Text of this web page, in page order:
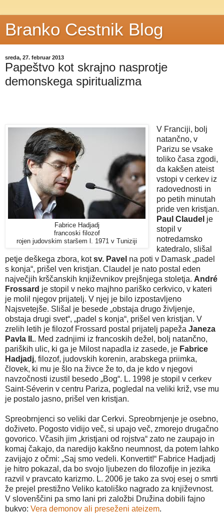
Branko Cestnik Blog
sreda, 27. februar 2013
Papeštvo kot skrajno nasprotje
demonskega spiritualizma
Fabrice Hadjadj
francoski filozof
rojen judovskim staršem l. 1971 v Tuniziji
V Franciji, bolj
natančno, v
Parizu se vsake
toliko časa zgodi,
da kakšen ateist
vstopi v cerkev iz
radovednosti in
po petih minutah
pride ven kristjan.
Paul Claudel je
stopil v
notredamsko
katedralo, slišal
petje deškega zbora, kotsv. Pavel na poti v Damask „padel
s konja“, prišel ven kristjan. Claudel je nato postal eden
največjih krščanskih književnikov prejšnjega stoletja. André
Frossard je stopil v neko majhno pariško cerkvico, v kateri
je molil njegov prijatelj. V njej je bilo izpostavljeno
Najsvetejše. Slišal je besede „obstaja drugo življenje,
obstaja drugi svet“, „padel s konja“, prišel ven kristjan. V
zrelih letih je filozof Frossard postal prijatelj papeža Janeza
Pavla II.. Med zadnjimi iz francoskih dežel, bolj natančno,
pariških ulic, ki ga je Milost napadla iz zasede, je Fabrice
Hadjadj, filozof, judovskih korenin, arabskega priimka,
človek, ki mu je šlo na živce že to, da je kdo v njegovi
navzočnosti izustil besedo „Bog“. L. 1998 je stopil v cerkev
Saint-Séverin v centru Pariza, pogledal na veliki križ, vse mu
je postalo jasno, prišel ven kristjan.
Spreobrnjenci so veliki dar Cerkvi. Spreobrnjenje je osebno,
doživeto. Pogosto vidijo več, si upajo več, zmorejo drugačno
govorico. Včasih jim „kristjani od rojstva“ zato ne zaupajo in
komaj čakajo, da naredijo kakšno neumnost, da potem lahko
zavijajo z očmi: „Saj smo vedeli. Konvertit!“ Fabrice Hadjadj
je hitro pokazal, da bo svojo ljubezen do filozofije in jezika
razvil v pravcato karizmo. L. 2006 je tako za svoj esej o smrti
že prejel prestižno Veliko katoliško nagrado za književnost.
V slovenščini pa smo lani pri založbi Družina dobili fajno
bukvo: Vera demonov ali preseženi ateizem.